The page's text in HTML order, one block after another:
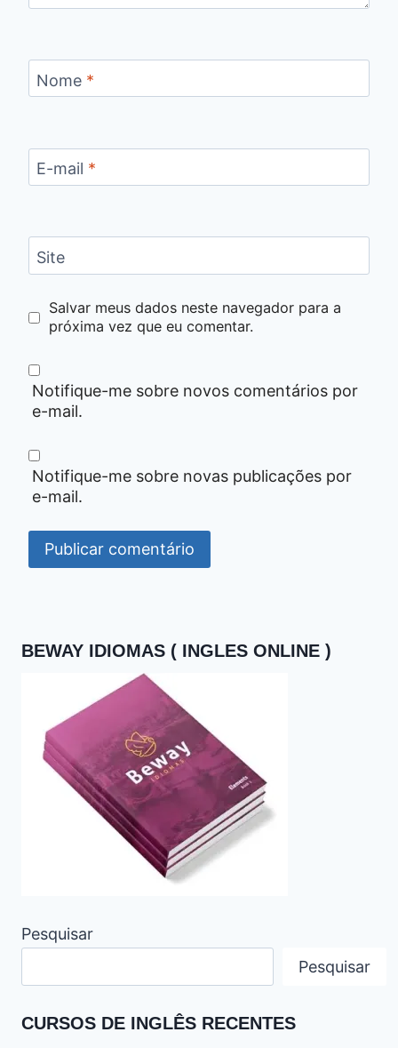
Nome *
E-mail *
Site
Salvar meus dados neste navegador para a
próxima vez que eu comentar.
Notifique-me sobre novos comentários por
e-mail.
Notifique-me sobre novas publicações por
e-mail.
BEWAY IDIOMAS ( INGLES ONLINE )
Pesquisar
Pesquisar
CURSOS DE INGLÊS RECENTES